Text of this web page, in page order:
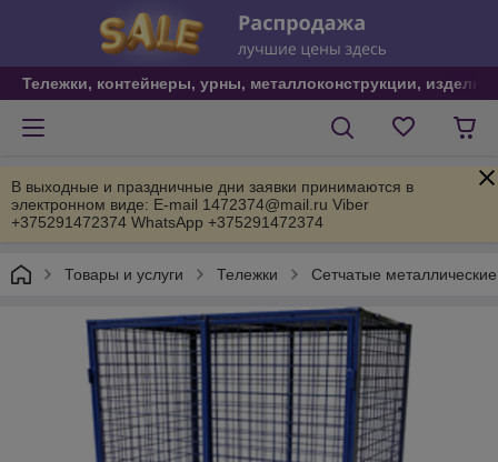
Тележки, контейнеры, урны, металлоконструкции,
В выходные и праздничные дни заявки принимаются в
электронном виде: E-mail 1472374@mail.ru Viber
+375291472374 WhatsApp +375291472374
Товары и услуги Тележки Сетчатые